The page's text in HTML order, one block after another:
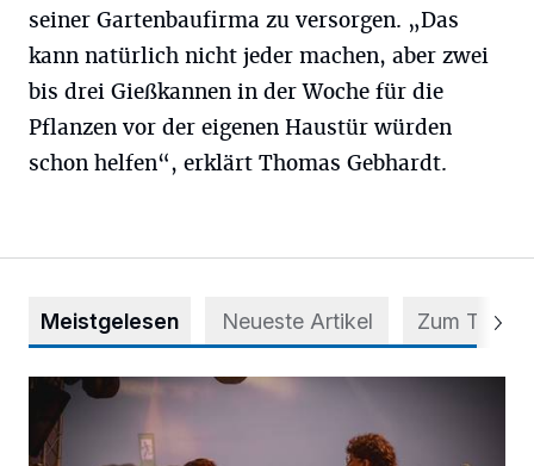
seiner Gartenbaufirma zu versorgen. „Das
kann natürlich nicht jeder machen, aber zwei
bis drei Gießkannen in der Woche für die
Pflanzen vor der eigenen Haustür würden
schon helfen“, erklärt Thomas Gebhardt.
Meistgelesen Neueste Artikel Zum Thema
Mehr als nur ein Festival